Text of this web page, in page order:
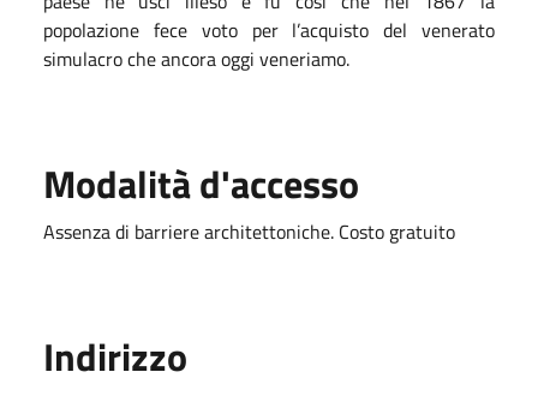
popolazione fece voto per l’acquisto del venerato
simulacro che ancora oggi veneriamo.
Modalità d'accesso
Assenza di barriere architettoniche. Costo gratuito
Indirizzo